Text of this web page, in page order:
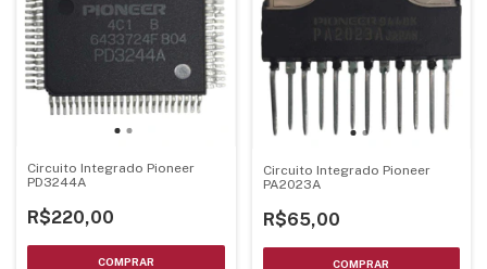
Circuito Integrado Pioneer
PD3244A
R$220,00
Circuito Integrado Pioneer
PA2023A
R$65,00